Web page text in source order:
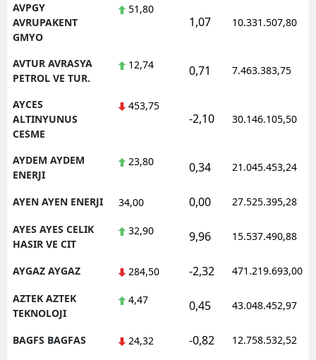
AVPGY
AVRUPAKENT
GMYO
51,80
1,07 10.331.507,80
AVTUR AVRASYA
PETROL VE TUR.
12,74 0,71 7.463.383,75
AYCES
ALTINYUNUS
CESME
453,75
-2,10 30.146.105,50
AYDEM AYDEM
ENERJI
23,80 0,34 21.045.453,24
AYEN AYEN ENERJI 34,00 0,00 27.525.395,28
AYES AYES CELIK
HASIR VE CIT
32,90 9,96 15.537.490,88
AYGAZ AYGAZ 284,50 -2,32 471.219.693,00
AZTEK AZTEK
TEKNOLOJI
4,47 0,45 43.048.452,97
BAGFS BAGFAS 24,32 -0,82 12.758.532,52